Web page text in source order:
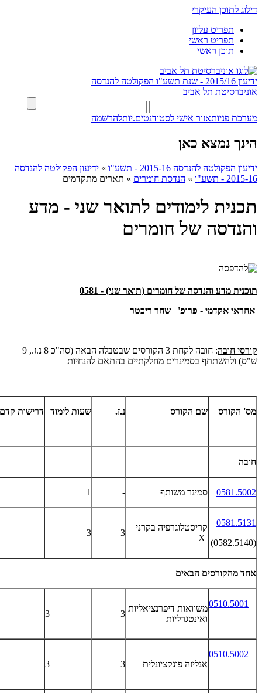
דילוג לתוכן העיקרי
תפריט עליון
תפריט ראשי
תוכן ראשי
ידיעון 2015/16 - שנת תשע"ו
הפקולטה להנדסה
אוניברסיטת תל אביב
מערכת פניותאזור אישי לסטודנטים.יותלהרשמה
הינך נמצא כאן
ידיעון הפקולטה להנדסה 2015-16 - תשע"ו » ידיעון הפקולטה להנדסה
2015-16 - תשע"ו
» הנדסת חומרים » תארים מתקדמים
תכנית לימודים לתואר שני - מדע
והנדסה של חומרים
תוכנית מדע והנדסה של חומרים (תואר שני) - 0581
אחראי אקדמי - פרופ' שחר ריכטר
קורסי חובה
: חובה לקחת 3 הקורסים שבטבלה הבאה (סה"כ 8 נ.ז., 9
ש"ס) ולהשתתף בסמינרים מחלקתיים בהתאם להנחיות
מס' הקורס שם הקורס נ.ז. שעות לימוד דרישות קדם
חובה
0581.5002 סמינר משותף -
1
0581.5131
(0582.5140)
קריסטלוגרפיה בקרני
X
3
3
אחד מהקורסים הבאים
0510.5001משוואות דיפרנציאליות
ואינטגרליות
3
3
0510.5002
אנליזה פונקציונלית
3
3